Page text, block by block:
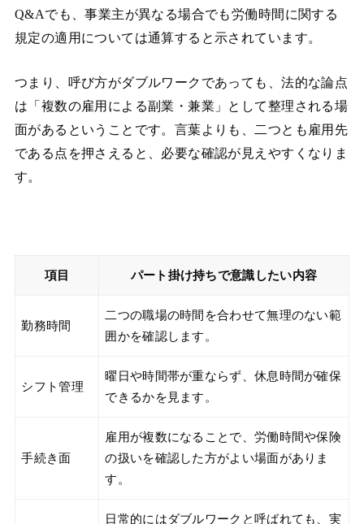
Q&Aでも、事業主が異なる場合でも労働時間に関する
規定の適用については通算すると示されています。
つまり、呼び方がダブルワークであっても、法的な論点
は「複数の雇用による副業・兼業」として整理される場
面があるということです。言葉よりも、二つとも雇用先
である点を押さえると、必要な確認が見えやすくなりま
す。
項目 パート掛け持ちで意識したい内容
勤務時間
二つの職場の時間を合わせて無理のない範
囲かを確認します。
シフト管理
曜日や時間帯が重ならず、休息時間が確保
できるかを見ます。
手続き面
雇用が複数になることで、労働時間や保険
の扱いを確認した方がよい場面がありま
す。
日常的にはダブルワークと呼ばれても、実